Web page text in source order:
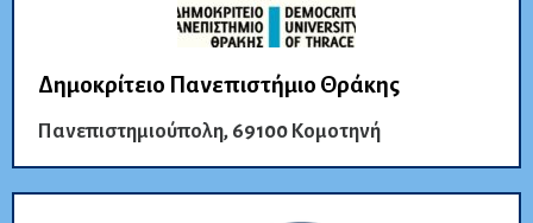
Δημοκρίτειο Πανεπιστήμιο Θράκης
Πανεπιστημιούπολη, 69100 Κομοτηνή